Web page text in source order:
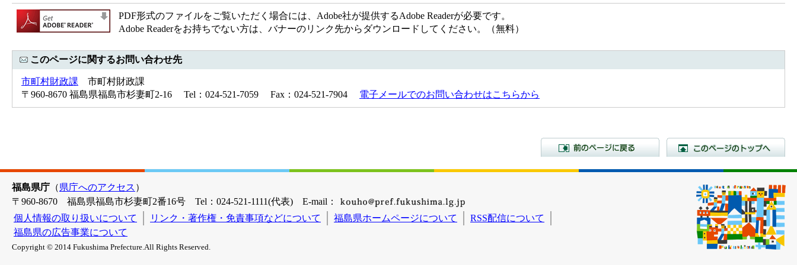
PDF形式のファイルをご覧いただく場合には、Adobe社が提供するAdobe Readerが必要です。
Adobe Readerをお持ちでない方は、バナーのリンク先からダウンロードしてください。（無料）
このページに関するお問い合わせ先
市町村財政課 市町村財政課
〒960-8670 福島県福島市杉妻町2-16 Tel：024-521-7059 Fax：024-521-7904 電子メールでのお問い合わせはこちらから
前のページに戻る
福島県庁 （県庁へのアクセス ）
〒960-8670 福島県福島市杉妻町2番16号 Tel：024-521-1111(代表) E-mail：
個人情報の取り扱いについて
リンク・著作権・免責事項などについて 福島県ホームページについて
RSS配信について
福島県の広告事業について
Copyright © 2014 Fukushima Prefecture.All Rights Reserved.